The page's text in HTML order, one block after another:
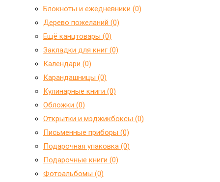
Блокноты и ежедневники (0)
Дерево пожеланий (0)
Ещё канцтовары (0)
Закладки для книг (0)
Календари (0)
Карандашницы (0)
Кулинарные книги (0)
Обложки (0)
Открытки и мэджикбоксы (0)
Письменные приборы (0)
Подарочная упаковка (0)
Подарочные книги (0)
Фотоальбомы (0)